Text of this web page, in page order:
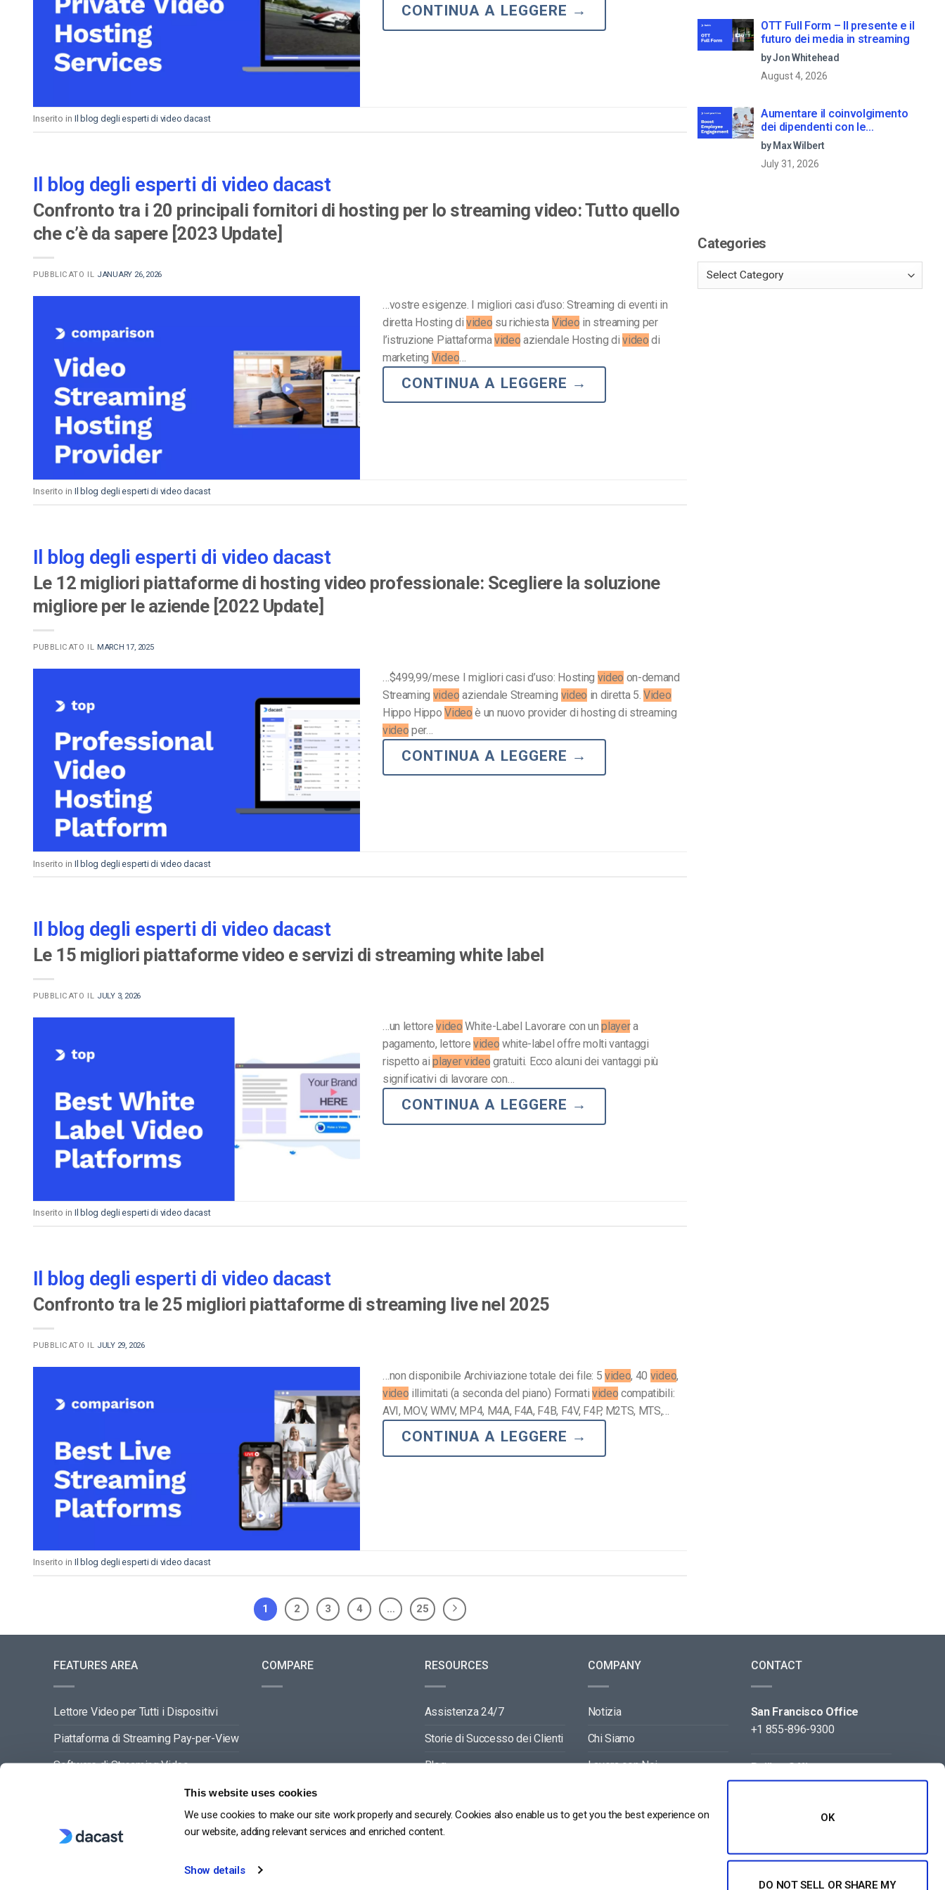
This website uses cookies
We use cookies to make our site work properly and securely. Cookies also enable us to get you the best experience on
our website, adding relevant services and enriched content.
Show details
OK
DO NOT SELL OR SHARE MY
Video CMS
Monetizzazione Video
CONTINUA A LEGGERE →
Inserito in Il blog degli esperti di video dacast
Il blog degli esperti di video dacast
Confronto tra i 20 principali fornitori di hosting per lo streaming video: Tutto quello
che c’è da sapere [2023 Update]
PUBBLICATO IL JANUARY 26, 2026
…vostre esigenze. I migliori casi d’uso: Streaming di eventi in
diretta Hosting di video su richiesta Video in streaming per
l’istruzione Piattaformavideo aziendale Hosting divideo di
marketing Video…
CONTINUA A LEGGERE →
Inserito in Il blog degli esperti di video dacast
Il blog degli esperti di video dacast
Le 12 migliori piattaforme di hosting video professionale: Scegliere la soluzione
migliore per le aziende [2022 Update]
PUBBLICATO IL MARCH 17, 2025
…$499,99/mese I migliori casi d’uso: Hosting video on-demand
Streaming video aziendale Streaming video in diretta 5.Video
Hippo HippoVideo è un nuovo provider di hosting di streaming
video per…
CONTINUA A LEGGERE →
Inserito in Il blog degli esperti di video dacast
Il blog degli esperti di video dacast
Le 15 migliori piattaforme video e servizi di streaming white label
PUBBLICATO IL JULY 3, 2026
…un lettorevideo White-Label Lavorare con unplayera
pagamento, lettore video white-label offre molti vantaggi
rispetto aiplayer video gratuiti. Ecco alcuni dei vantaggi più
significativi di lavorare con…
CONTINUA A LEGGERE →
Inserito in Il blog degli esperti di video dacast
Il blog degli esperti di video dacast
Confronto tra le 25 migliori piattaforme di streaming live nel 2025
PUBBLICATO IL JULY 29, 2026
…non disponibile Archiviazione totale dei file: 5 video, 40 video,
video illimitati (a seconda del piano) Formati video compatibili:
AVI, MOV, WMV, MP4, M4A, F4A, F4B, F4V, F4P, M2TS, MTS,…
CONTINUA A LEGGERE →
Inserito in Il blog degli esperti di video dacast
1 2 3 4 … 25
OTT Full Form – Il presente e il
futuro dei media in streaming
by Jon Whitehead
August 4, 2026
Aumentare il coinvolgimento
dei dipendenti con le
comunicazioni aziendali in live
streaming
by Max Wilbert
July 31, 2026
Categories
FEATURES AREA
Lettore Video per Tutti i Dispositivi
Piattaforma di Streaming Pay-per-View
Software di Streaming Video
Gestione dei Contenuti Video
COMPARE RESOURCES
Assistenza 24/7
Storie di Successo dei Clienti
Blog
Player API Documentation
COMPANY
Notizia
Chi Siamo
Lavora con Noi
Partners
CONTACT
San Francisco Office
+1 855-896-9300
Beijing Office
+86 105-123-5043